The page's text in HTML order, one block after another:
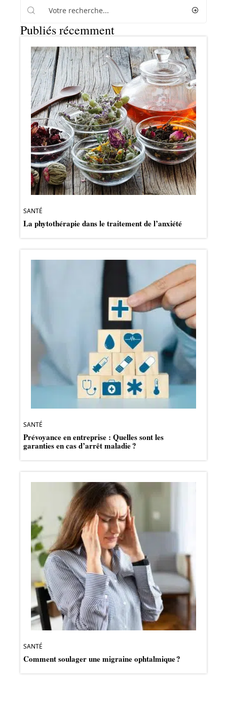
Publiés récemment
SANTÉ
La phytothérapie dans le traitement de l’anxiété
SANTÉ
Prévoyance en entreprise : Quelles sont les
garanties en cas d’arrêt maladie ?
SANTÉ
Comment soulager une migraine ophtalmique ?